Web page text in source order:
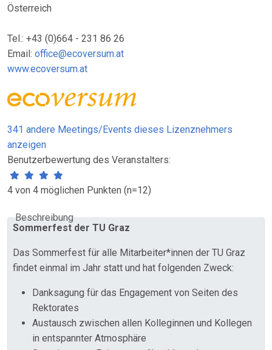
Österreich
Tel.: +43 (0)664 - 231 86 26
Email: office@ecoversum.at
www.ecoversum.at
341 andere Meetings/Events dieses Lizenznehmers
anzeigen
Benutzerbewertung des Veranstalters:
4 von 4 möglichen Punkten (n=12)
Beschreibung
Sommerfest der TU Graz
Das Sommerfest für alle Mitarbeiter*innen der TU Graz
findet einmal im Jahr statt und hat folgenden Zweck:
Danksagung für das Engagement von Seiten des
Rektorates
Austausch zwischen allen Kolleginnen und Kollegen
in entspannter Atmosphäre